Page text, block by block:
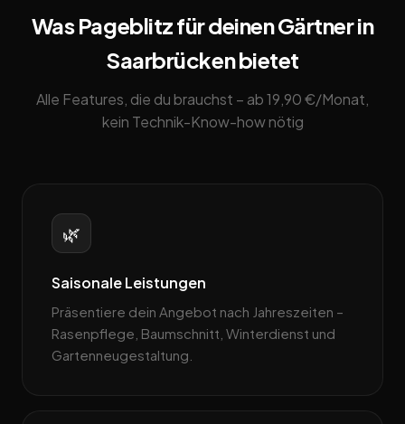
Was Pageblitz für deinen Gärtner in
Saarbrücken bietet
Alle Features, die du brauchst – ab 19,90 €/Monat,
kein Technik-Know-how nötig
🌿
Saisonale Leistungen
Präsentiere dein Angebot nach Jahreszeiten –
Rasenpflege, Baum­schnitt, Winterdienst und
Gartenneugestaltung.